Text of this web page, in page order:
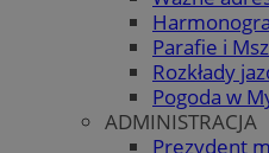
Parafie i
Rozkłady
Pogoda w
ADMINISTRACJA
Prezydent